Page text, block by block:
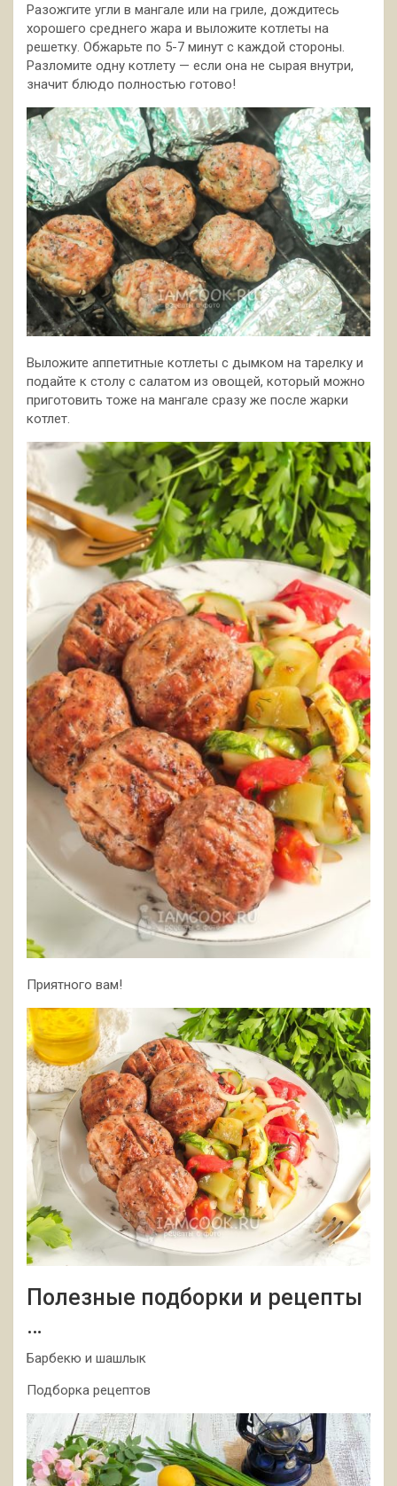
Разожгите угли в мангале или на гриле, дождитесь
хорошего среднего жара и выложите котлеты на
решетку. Обжарьте по 5-7 минут с каждой стороны.
Разломите одну котлету — если она не сырая внутри,
значит блюдо полностью готово!
Выложите аппетитные котлеты с дымком на тарелку и
подайте к столу с салатом из овощей, который можно
приготовить тоже на мангале сразу же после жарки
котлет.
Приятного вам!
Полезные подборки и рецепты
…
Барбекю и шашлык
Подборка рецептов